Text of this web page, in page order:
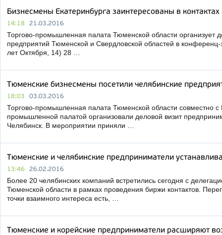
Бизнесмены Екатеринбурга заинтересованы в
14:18 21.03.2016
Торгово-промышленная палата Тюменской области организует
предприятий Тюменской и Свердловской областей в
лет Октября, 14) 28 …
Тюменские бизнесмены посетили челябинские
18:03 03.03.2016
Торгово-промышленная палата Тюменской области совместно
промышленной палатой организовали деловой визит
Челябинск. В мероприятии приняли …
Тюменские и челябинские предприниматели
13:46 26.02.2016
Более 20 челябинских компаний встретились сегодня с
Тюменской области в рамках проведения биржи контактов.
точки взаимного интереса есть, …
Тюменские и корейские предприниматели расширяют